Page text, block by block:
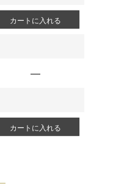
カートに入れる
—
カートに入れる